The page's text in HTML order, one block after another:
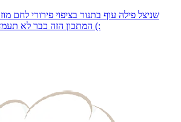
שניצל פילה עוף בתנור בציפוי פירורי לחם
המתכון הזה כבר לא תעמדו לטגן שניצלים במחבת (: